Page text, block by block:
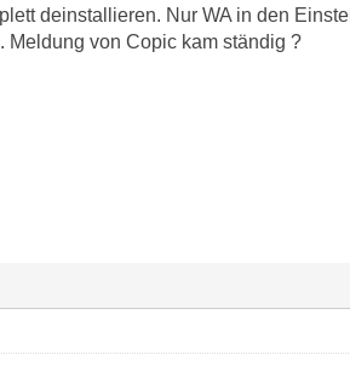
deinstallieren. Nur WA in den
Meldung von Copic kam ständig ?